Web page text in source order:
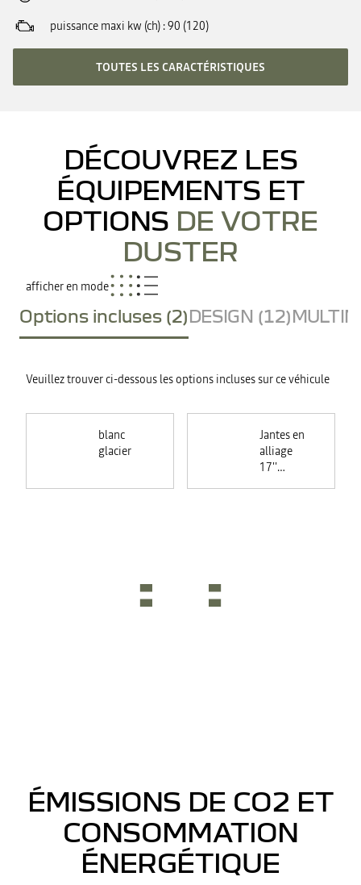
puissance maxi kw (ch) 90 (120)
TOUTES LES CARACTÉRISTIQUES
DÉCOUVREZ LES
ÉQUIPEMENTS ET
OPTIONS DE VOTRE
DUSTER
afficher en mode
Options incluses (2)DESIGN (12)
Veuillez trouver ci-dessous les options incluses sur ce véhicule
blanc
glacier
Jantes en
alliage
17''
ÉMISSIONS DE CO2 ET
CONSOMMATION
ÉNERGÉTIQUE